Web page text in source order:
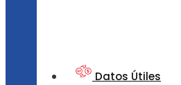
Datos Útiles